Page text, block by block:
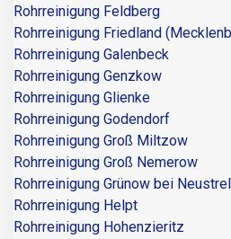
Rohrreinigung Feldberg
Rohrreinigung Friedland
Rohrreinigung Galenbeck
Rohrreinigung Genzkow
Rohrreinigung Glienke
Rohrreinigung Godendorf
Rohrreinigung Groß Miltzow
Rohrreinigung Groß Nemerow
Rohrreinigung Grünow bei
Rohrreinigung Helpt
Rohrreinigung Hohenzieritz